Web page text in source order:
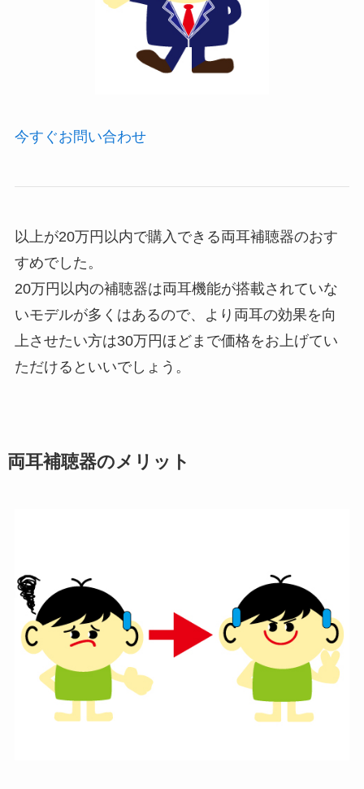
今すぐお問い合わせ
以上が20万円以内で購入できる両耳補聴器のおす
すめでした。
20万円以内の補聴器は両耳機能が搭載されていな
いモデルが多くはあるので、より両耳の効果を向
上させたい方は30万円ほどまで価格をお上げてい
ただけるといいでしょう。
両耳補聴器のメリット